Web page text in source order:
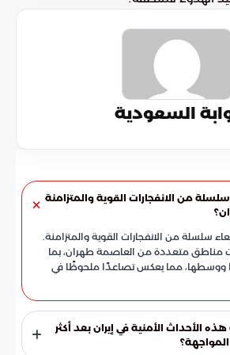
السعودية
من الانفجارات القوية والمتزامنة
سلسلة من الانفجارات القوية والمتزامنة.
مناطق متعددة من العاصمة طهران، بما
ووسطها، مما يعكس تصاعدًا ملحوظًا في
الأحداث الأمنية في إيران بعد أكثر